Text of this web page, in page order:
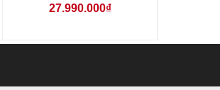
27.990.000₫